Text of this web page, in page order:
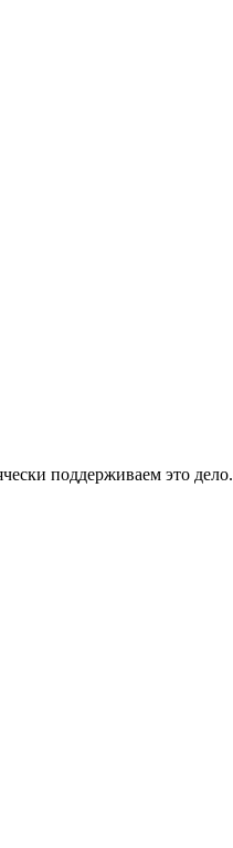
поддерживаем это дело.